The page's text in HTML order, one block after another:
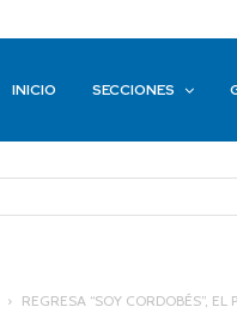
INICIO SECCIONES
REGRESA “SOY CORDOBÉS”,